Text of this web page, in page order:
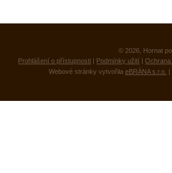
© 2026, Hornat
Prohlášení o přístupnosti | Podmínky užití |
Webové stránky vytvořila eBRÁNA s.r.o. |